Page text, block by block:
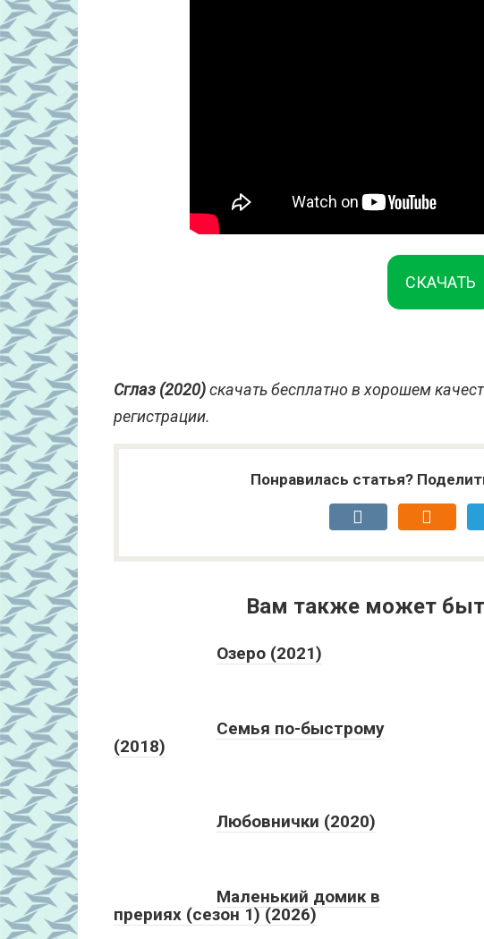
СКАЧАТЬ
Сглаз (2020)скачать бесплатно в хорошем
регистрации.
Понравилась статья?
Вам также может
Озеро (2021)
Семья по-быстрому
(2018)
Любовнички (2020)
Маленький домик в
прериях (сезон 1) (2026)